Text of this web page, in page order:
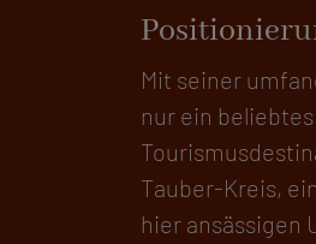
Mit seiner
nur ein
Tauber-Kreis,
hier ansässigen